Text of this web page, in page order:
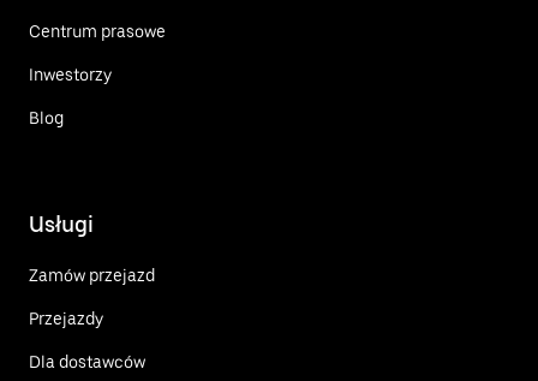
Centrum prasowe
Inwestorzy
Blog
Usługi
Zamów przejazd
Przejazdy
Dla dostawców